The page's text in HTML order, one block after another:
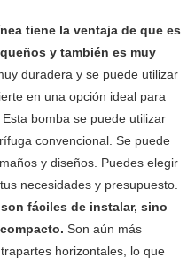
tiene la ventaja de que es
y también es muy
duradera y se puede utilizar
en una opción ideal para
bomba se puede utilizar
convencional. Se puede
y diseños. Puedes elegir
necesidades y presupuesto.
fáciles de instalar, sino
Son aún más
horizontales, lo que